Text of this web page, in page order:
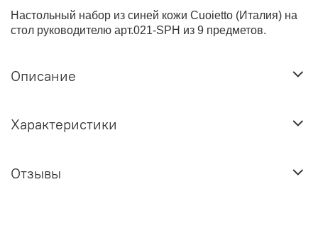
Настольный набор из синей кожи Cuoietto (Италия) на
стол руководителю арт.021-SPH из 9 предметов.
Описание
Характеристики
Отзывы